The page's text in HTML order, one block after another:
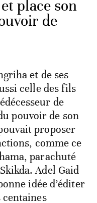
place son
de
et de ses
celle des fils
de
pouvoir de son
proposer
comme ce
parachuté
Adel Gaid
idée d’éditer